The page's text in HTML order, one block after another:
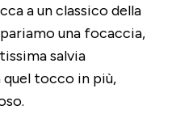
a un classico della
una focaccia,
salvia
quel tocco in più,